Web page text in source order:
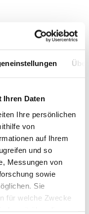
Ihren Daten
Ihre persönlichen
von
auf Ihrem
und so
Messungen von
sowie
Sie
für welche Zwecke